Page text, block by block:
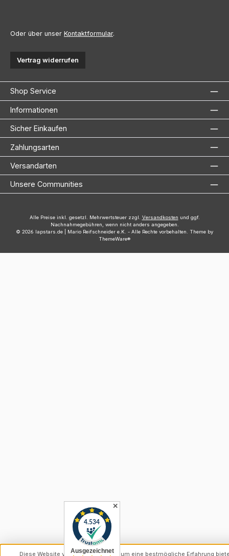
Oder über unser Kontaktformular.
Vertrag widerrufen
Shop Service
Informationen
Sicher Einkaufen
Zahlungsarten
Versandarten
Unsere Communities
Alle Preise inkl. gesetzl. Mehrwertsteuer zzgl. Versandkosten und ggf.
Nachnahmegebühren, wenn nicht anders angegeben.
© 2026 lapstars.de | Mario Reifschneider e.K. - Alle Rechte vorbehalten. Theme by
ThemeWare®
✕
Diese Website verwendet Cookies, um eine bestmögliche Erfahrung